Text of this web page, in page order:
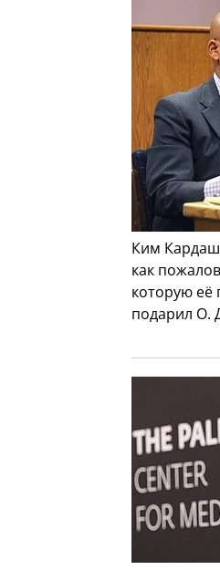
Ким
как
которую
подарил О.